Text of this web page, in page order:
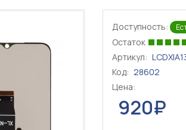
Доступность:
Остаток
Артикул:
Код: 28602
Цена:
920₽